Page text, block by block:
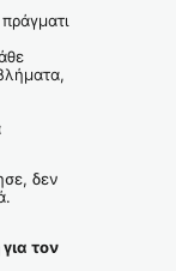
δεν
τον